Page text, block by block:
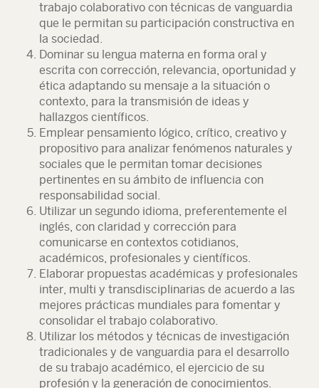
trabajo colaborativo con técnicas de vanguardia
que le permitan su participación constructiva en
la sociedad.
Dominar su lengua materna en forma oral y
escrita con corrección, relevancia, oportunidad y
ética adaptando su mensaje a la situación o
contexto, para la transmisión de ideas y
hallazgos científicos.
Emplear pensamiento lógico, crítico, creativo y
propositivo para analizar fenómenos naturales y
sociales que le permitan tomar decisiones
pertinentes en su ámbito de influencia con
responsabilidad social.
Utilizar un segundo idioma, preferentemente el
inglés, con claridad y corrección para
comunicarse en contextos cotidianos,
académicos, profesionales y científicos.
Elaborar propuestas académicas y profesionales
inter, multi y transdisciplinarias de acuerdo a las
mejores prácticas mundiales para fomentar y
consolidar el trabajo colaborativo.
Utilizar los métodos y técnicas de investigación
tradicionales y de vanguardia para el desarrollo
de su trabajo académico, el ejercicio de su
profesión y la generación de conocimientos.